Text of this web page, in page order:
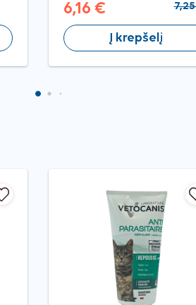
6,16 €
Į krepšelį